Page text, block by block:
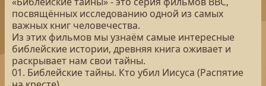
посвящённых исследованию одной из самых
важных книг человечества.
Из этих фильмов мы узнаём самые интересные
библейские истории, древняя книга оживает и
раскрывает нам свои тайны.
01. Библейские тайны. Кто убил Иисуса (Распятие